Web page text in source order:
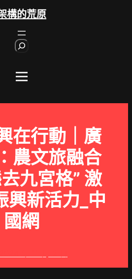
構的荒原
在行動｜廣
農文旅融合
九宮格” 激
興新活力_中
國網